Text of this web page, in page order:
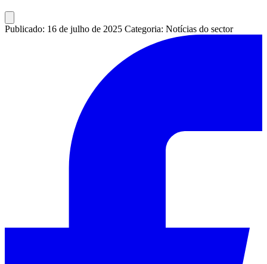
Publicado: 16 de julho de 2025 Categoria: Notícias do sector